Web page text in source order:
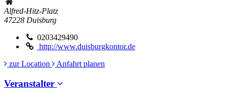
Alfred-Hitz-Platz
47228 Duisburg
0203429490
http://www.duisburgkontor.de
zur Location
Anfahrt planen
Veranstalter